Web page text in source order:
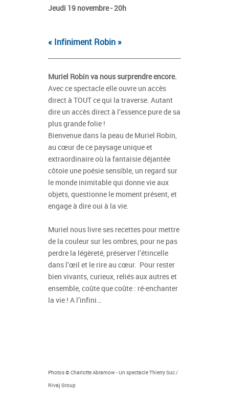
Jeudi 19 novembre - 20h
« Infiniment Robin »
Muriel Robin va nous surprendre encore.
Avec ce spectacle elle ouvre un accès
direct à TOUT ce qui la traverse. Autant
dire un accès direct à l’essence pure de sa
plus grande folie !
Bienvenue dans la peau de Muriel Robin,
au cœur de ce paysage unique et
extraordinaire où la fantaisie déjantée
côtoie une poésie sensible, un regard sur
le monde inimitable qui donne vie aux
objets, questionne le moment présent, et
engage à dire oui à la vie.
Muriel nous livre ses recettes pour mettre
de la couleur sur les ombres, pour ne pas
perdre la légèreté, préserver l’étincelle
dans l’œil et le rire au cœur. Pour rester
bien vivants, curieux, reliés aux autres et
ensemble, coûte que coûte : ré-enchanter
la vie ! A l’infini…
Photos © Charlotte Abramow - Un spectacle Thierry Suc /
Rivaj Group